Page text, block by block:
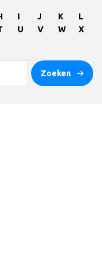
I J K
L
U V W
X
Zoeken